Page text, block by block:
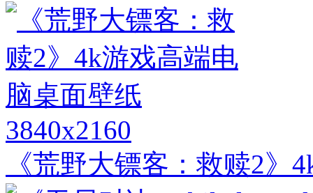
3840x2160
《荒野大镖客：救赎2》